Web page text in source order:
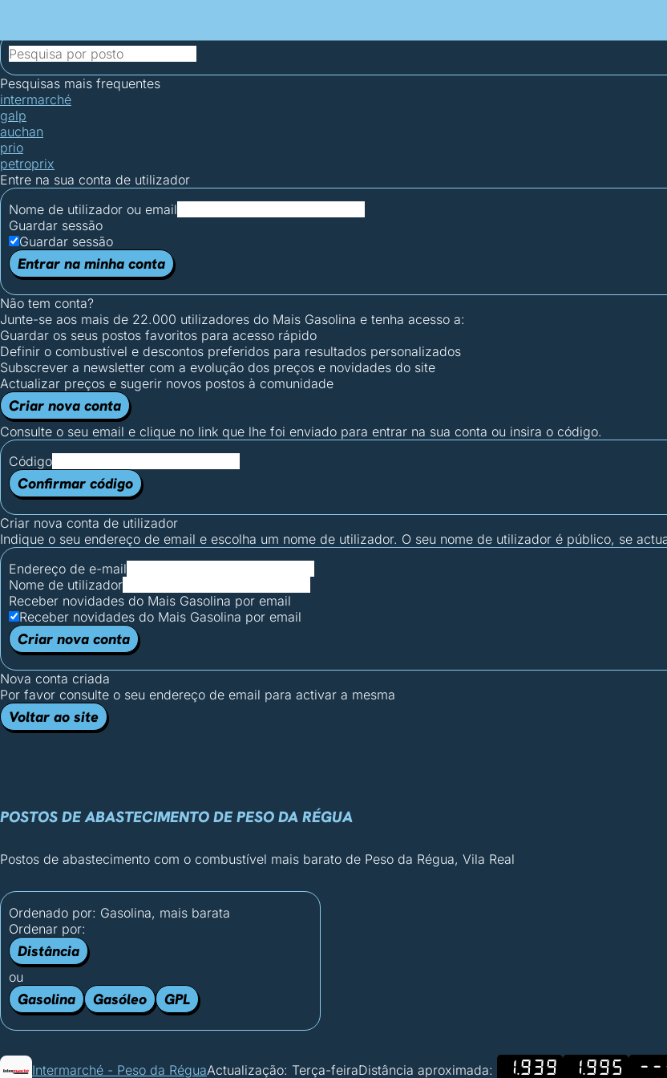
Pesquisas mais frequentes
intermarché
galp
auchan
prio
petroprix
Entre na sua conta de utilizador
Nome de utilizador ou email
Guardar sessão
Guardar sessão
Entrar na minha conta
Não tem conta?
Junte-se aos mais de 22.000 utilizadores do Mais Gasolina e tenha acesso a:
Guardar os seus postos favoritos para acesso rápido
Definir o combustível e descontos preferidos para resultados personalizados
Subscrever a newsletter com a evolução dos preços e novidades do site
Actualizar preços e sugerir novos postos à comunidade
Criar nova conta
Consulte o seu email e clique no link que lhe foi enviado para entrar na sua conta ou insira o código.
Código
Confirmar código
Criar nova conta de utilizador
Indique o seu endereço de email e escolha um nome de utilizador. O seu nome de utilizador é público, se
Endereço de e-mail
Nome de utilizador
Receber novidades do Mais Gasolina por email
Receber novidades do Mais Gasolina por email
Criar nova conta
Nova conta criada
Por favor consulte o seu endereço de email para activar a mesma
Voltar ao site
POSTOS DE ABASTECIMENTO DE PESO DA RÉGUA
Postos de abastecimento com o combustível mais barato de Peso da Régua, Vila Real
Ordenado por: Gasolina, mais barata
Ordenar por:
Distância
ou
Gasolina Gasóleo GPL
Intermarché - Peso da RéguaActualização: Terça-feiraDistância aproximada: 1.939 1.995